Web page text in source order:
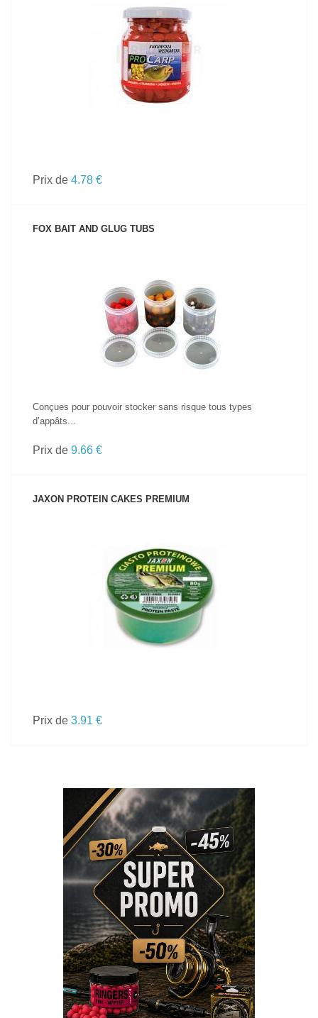
VOIR LE PRODUIT
Prix de 4.78 €
FOX BAIT AND GLUG TUBS
VOIR LE PRODUIT
Conçues pour pouvoir stocker sans risque tous types
d’appâts...
Prix de 9.66 €
JAXON PROTEIN CAKES PREMIUM
VOIR LE PRODUIT
Prix de 3.91 €